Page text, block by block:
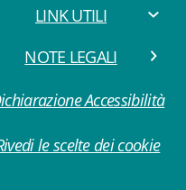
LINK UTILI
NOTE LEGALI
Accessibilità
le scelte dei cookie